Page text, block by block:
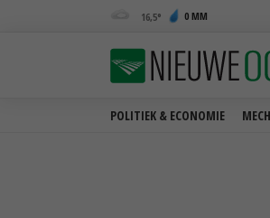
16,5 0 MM
POLITIEK & ECONOMIE